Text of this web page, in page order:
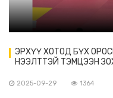
ЭРХҮҮ ХОТОД БҮХ
НЭЭЛТТЭЙ ТЭМЦЭЭН
2025-09-29 1364